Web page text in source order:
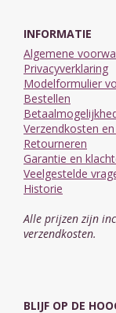
INFORMATIE
Algemene
Privacyverklaring
Modelformulier
Bestellen
Verzendkosten
Retourneren
Garantie en
Veelgestelde
Historie
Alle prijzen zijn
verzendkosten.
BLIJF OP DE